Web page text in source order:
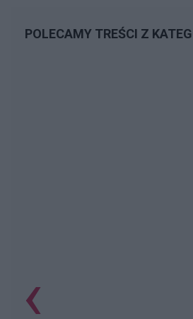
POLECAMY TREŚCI Z
‹